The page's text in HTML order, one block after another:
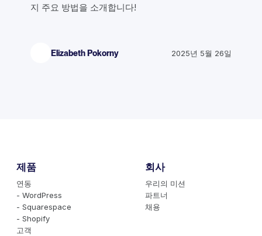
지 주요 방법을 소개합니다!
Elizabeth Pokorny 2025년 5월 26일
제품
연동
- WordPress
- Squarespace
- Shopify
고객
회사
우리의 미션
파트너
채용